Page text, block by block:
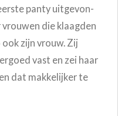
panty uitgevon-
die klaagden
zijn vrouw. Zij
vast en zei haar
dat makkelijker te